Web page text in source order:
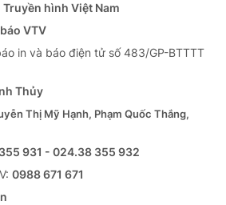
Truyền hình Việt Nam
VTV
in và báo điện tử số 483/GP-BTTTT
Thủy
Thị Mỹ Hạnh, Phạm Quốc Thắng,
931 - 024.38 355 932
0988 671 671